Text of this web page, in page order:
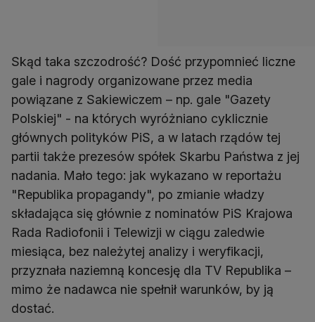
Skąd taka szczodrość? Dość przypomnieć liczne
gale i nagrody organizowane przez media
powiązane z Sakiewiczem – np. gale "Gazety
Polskiej" - na których wyróżniano cyklicznie
głównych polityków PiS, a w latach rządów tej
partii także prezesów spółek Skarbu Państwa z jej
nadania. Mało tego: jak wykazano w reportażu
"Republika propagandy", po zmianie władzy
składająca się głównie z nominatów PiS Krajowa
Rada Radiofonii i Telewizji w ciągu zaledwie
miesiąca, bez należytej analizy i weryfikacji,
przyznała naziemną koncesję dla TV Republika –
mimo że nadawca nie spełnił warunków, by ją
dostać.